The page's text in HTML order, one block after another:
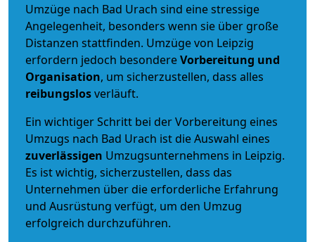
Umzüge nach Bad Urach sind eine stressige
Angelegenheit, besonders wenn sie über große
Distanzen stattfinden. Umzüge von Leipzig
erfordern jedoch besondereVorbereitung und
Organisation, um sicherzustellen, dass alles
reibungslosverläuft.
Ein wichtiger Schritt bei der Vorbereitung eines
Umzugs nach Bad Urach ist die Auswahl eines
zuverlässigen Umzugsunternehmens in Leipzig.
Es ist wichtig, sicherzustellen, dass das
Unternehmen über die erforderliche Erfahrung
und Ausrüstung verfügt, um den Umzug
erfolgreich durchzuführen.